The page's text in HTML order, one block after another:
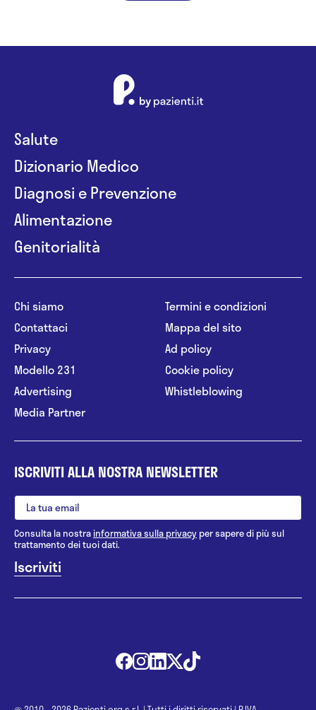
Salute
Dizionario Medico
Diagnosi e Prevenzione
Alimentazione
Genitorialità
Chi siamo
Contattaci
Privacy
Modello 231
Advertising
Media Partner
Termini e condizioni
Mappa del sito
Ad policy
Cookie policy
Whistleblowing
ISCRIVITI ALLA NOSTRA NEWSLETTER
Consulta la nostrainformativa sulla privacy per sapere di più sul
trattamento dei tuoi dati.